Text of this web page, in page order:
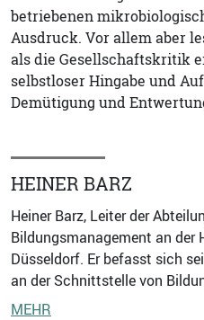
betriebenen
Ausdruck. Vor allem aber
als die Gesellschaftskritik
selbstloser Hingabe und
Demütigung und
HEINER BARZ
Heiner Barz, Leiter der
Bildungsmanagement an der
Düsseldorf. Er befasst sich
an der Schnittstelle von
MEHR